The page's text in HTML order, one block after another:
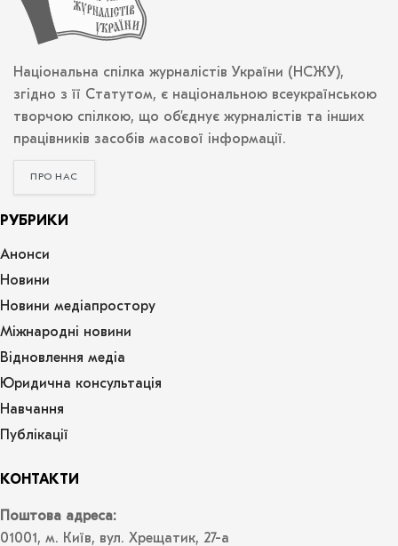
Національна спілка журналістів України (НСЖУ),
згідно з її Статутом, є національною всеукраїнською
творчою спілкою, що об’єднує журналістів та інших
працівників засобів масової інформації.
ПРО НАС
РУБРИКИ
Анонси
Новини
Новини медіапростору
Міжнародні новини
Відновлення медіа
Юридична консультація
Навчання
Публікації
КОНТАКТИ
Поштова адреса:
01001, м. Київ, вул. Хрещатик, 27-а